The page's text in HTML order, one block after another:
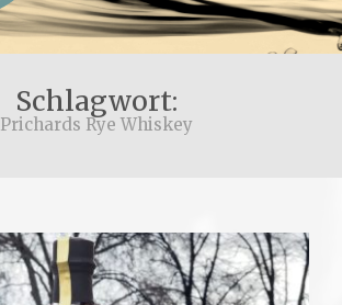
Schlagwort:
Prichards Rye Whiskey